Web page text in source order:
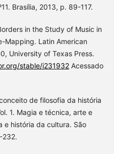
Brasília, 2013, p. 89-117.
in the Study of Music in
Mapping. Latin American
University of Texas Press.
stable/i231932Acessado
de filosofia da história
1. Magia e técnica, arte e
e história da cultura. São
232.